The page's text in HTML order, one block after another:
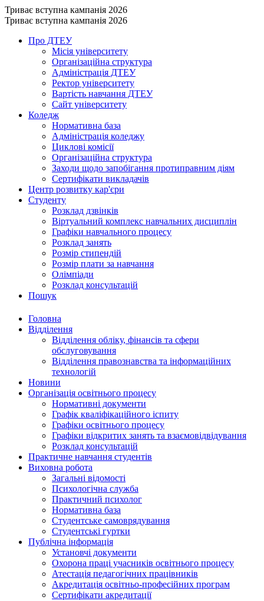
Триває вступна кампанія 2026
Триває вступна кампанія 2026
Про ДТЕУ
Місія університету
Організаційна структура
Адміністрація ДТЕУ
Ректор університету
Вартість навчання ДТЕУ
Сайт університету
Коледж
Нормативна база
Адміністрація коледжу
Циклові комісії
Організаційна структура
Заходи щодо запобігання протиправним діям
Сертифікати викладачів
Центр розвитку кар'єри
Студенту
Розклад дзвінків
Віртуальний комплекс навчальних дисциплін
Графіки навчального процесу
Розклад занять
Розмір стипендій
Розмір плати за навчання
Олімпіади
Розклад консультацій
Пошук
Головна
Відділення
Відділення обліку, фінансів та сфери
обслуговування
Відділення правознавства та інформаційних
технологій
Новини
Організація освітнього процесу
Нормативні документи
Графік кваліфікаційного іспиту
Графіки освітнього процесу
Графіки відкритих занять та взаємовідвідування
Розклад консультацій
Практичне навчання студентів
Виховна робота
Загальні відомості
Психологічна служба
Практичний психолог
Нормативна база
Студентське самоврядування
Студентські гуртки
Публічна інформація
Установчі документи
Охорона праці учасників освітнього процесу
Атестація педагогічних працівників
Акредитація освітньо-професійних програм
Сертифікати акредитації